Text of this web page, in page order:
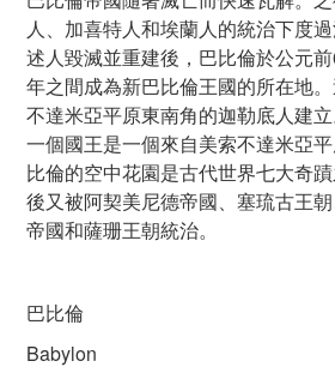
人、加喜特人和埃蘭人的統治下度
述人毀滅並重建後，巴比倫於公元
年之間成為新巴比倫王國的所在地
不達米亞平原東南角的迦勒底人建
一個國王是一個來自美索不達米亞
比倫的空中花園是古代世界七大奇
後又被阿契美尼德帝國、塞琉古王
帝國和薩珊王朝統治。
巴比倫
Babylon